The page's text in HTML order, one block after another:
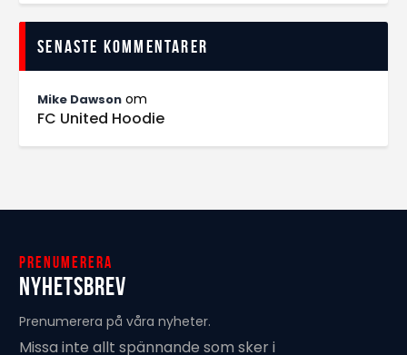
Senaste kommentarer
Mike Dawson om
FC United Hoodie
Prenumerera
Nyhetsbrev
Prenumerera på våra nyheter.
Missa inte allt spännande som sker i